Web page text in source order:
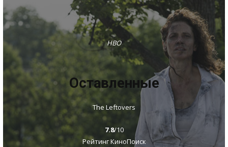
HBO
Оставленные
The Leftovers
7.8/10
Рейтинг КиноПоиск